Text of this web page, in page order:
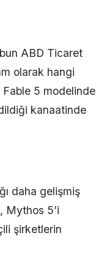
ABD Ticaret
olarak hangi
5 modelinde
kanaatinde
daha gelişmiş
Mythos 5’i
şirketlerin